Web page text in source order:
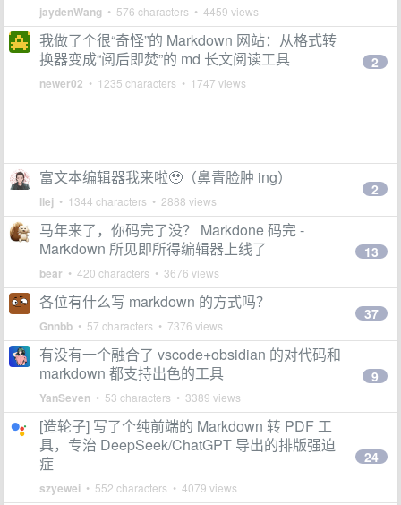
jaydenWang • 576 characters • 4459 views
我做了个很“奇怪”的 Markdown 网站：从格式转
换器变成“阅后即焚”的 md 长文阅读工具
newer02 • 1235 characters • 1747 views
2
富文本编辑器我来啦🥹（鼻青脸肿 ing）
llej • 1344 characters • 2888 views
2
马年来了，你码完了没？ Markdone 码完 -
Markdown 所见即所得编辑器上线了
bear • 420 characters • 3676 views
13
各位有什么写 markdown 的方式吗？
Gnnbb • 57 characters • 7376 views
37
有没有一个融合了 vscode+obsidian 的对代码和
markdown 都支持出色的工具
YanSeven • 53 characters • 3389 views
9
[造轮子] 写了个纯前端的 Markdown 转 PDF 工
具，专治 DeepSeek/ChatGPT 导出的排版强迫
症
szyewei • 552 characters • 4079 views
24